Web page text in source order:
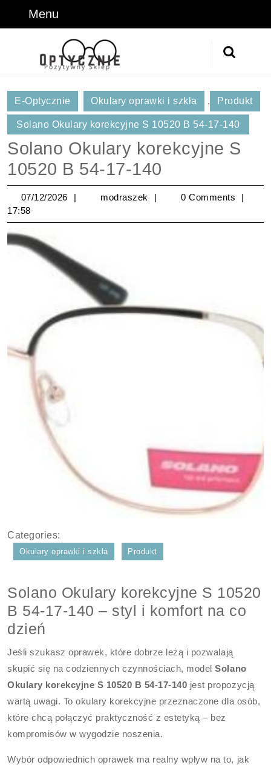
Menu
E-Optycznie Okulary oprawki i szkła , Produkt
Solano Okulary korekcyjne S 10520 B 54-17-140
Solano Okulary korekcyjne S
10520 B 54-17-140
07/12/2026 07/12/2026
modraszek modraszek
0 Comments
17:58
Categories:
Okulary oprawki i szkła Produkt
Solano Okulary korekcyjne S 10520
B 54-17-140 – styl i komfort na co
dzień
Jeśli szukasz oprawek, które dobrze leżą i pozwalają
skupić się na codziennych czynnościach, modelSolano
Okulary korekcyjne S 10520 B 54-17-140 jest propozycją
wartą uwagi. To okulary korekcyjne przeznaczone dla osób,
które chcą połączyć praktyczność z estetyką – bez
kompromisów w wygodzie noszenia.
Wybór odpowiednich oprawek ma realny wpływ na to, jak